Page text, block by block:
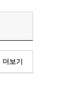
더보기